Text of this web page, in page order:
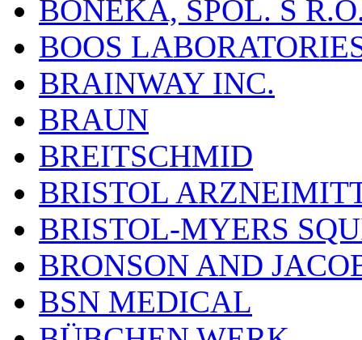
BONEKA, SPOL. S
BOOS
BRAINWAY INC.
BRAUN
BREITSCHMID
BRISTOL
BRISTOL-MYERS
BRONSON AND
BSN MEDICAL